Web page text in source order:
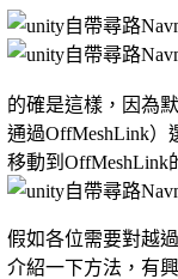
的確是這樣，因為
通過OffMeshLink）
移動到OffMeshLink
假如各位需要對越
介紹一下方法，有